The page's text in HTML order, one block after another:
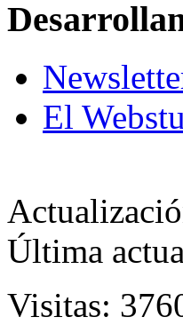
El
Última
Visitas: